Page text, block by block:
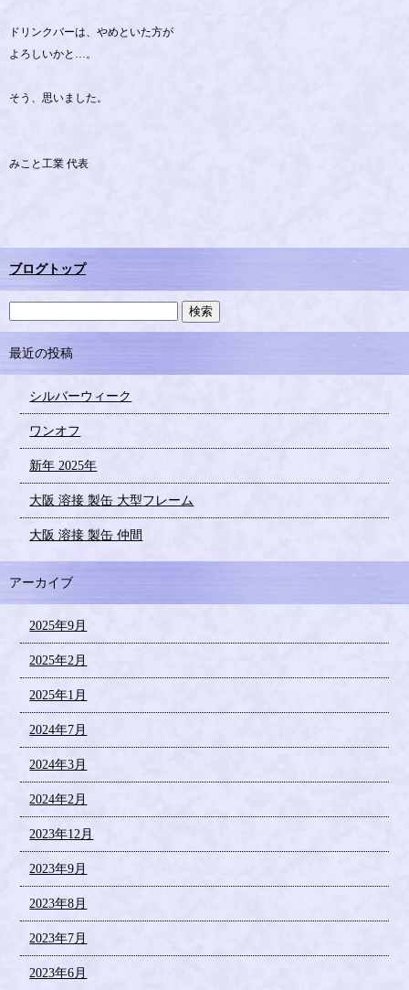
ドリンクバーは、やめといた方が
よろしいかと…。
そう、思いました。
みこと工業 代表
ブログトップ
最近の投稿
シルバーウィーク
ワンオフ
新年 2025年
大阪 溶接 製缶 大型フレーム
大阪 溶接 製缶 仲間
アーカイブ
2025年9月
2025年2月
2025年1月
2024年7月
2024年3月
2024年2月
2023年12月
2023年9月
2023年8月
2023年7月
2023年6月